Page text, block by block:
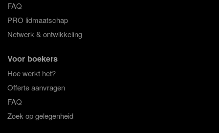
FAQ
PRO lidmaatschap
Netwerk & ontwikkeling
Voor boekers
Hoe werkt het?
Offerte aanvragen
FAQ
Zoek op gelegenheid